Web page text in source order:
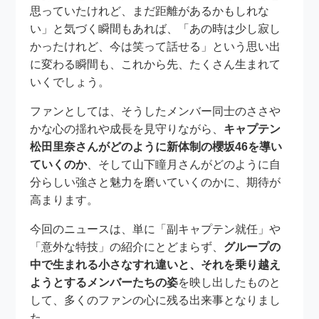
思っていたけれど、まだ距離があるかもしれな
い」と気づく瞬間もあれば、「あの時は少し寂し
かったけれど、今は笑って話せる」という思い出
に変わる瞬間も、これから先、たくさん生まれて
いくでしょう。
ファンとしては、そうしたメンバー同士のささや
かな心の揺れや成長を見守りながら、 キャプテン
松田里奈さんがどのように新体制の櫻坂46を導い
ていくのか、そして山下瞳月さんがどのように自
分らしい強さと魅力を磨いていくのかに、期待が
高まります。
今回のニュースは、単に「副キャプテン就任」や
「意外な特技」の紹介にとどまらず、 グループの
中で生まれる小さなすれ違いと、それを乗り越え
ようとするメンバーたちの姿を映し出したものと
して、多くのファンの心に残る出来事となりまし